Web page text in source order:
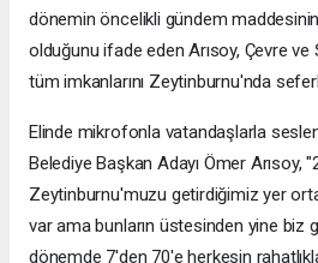
dönemin öncelikli gündem
olduğunu ifade eden Arısoy, Çevre ve
tüm imkanlarını Zeytinburnu'nda
Elinde mikrofonla vatandaşlarla
Belediye Başkan Adayı Ömer Arısoy,
Zeytinburnu'muzu getirdiğimiz yer
var ama bunların üstesinden yine biz
dönemde 7'den 70'e herkesin